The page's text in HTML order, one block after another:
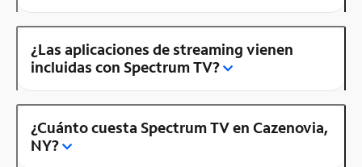
¿Las aplicaciones de streaming vienen
incluidas con Spectrum TV?
¿Cuánto cuesta Spectrum TV en Cazenovia,
NY?